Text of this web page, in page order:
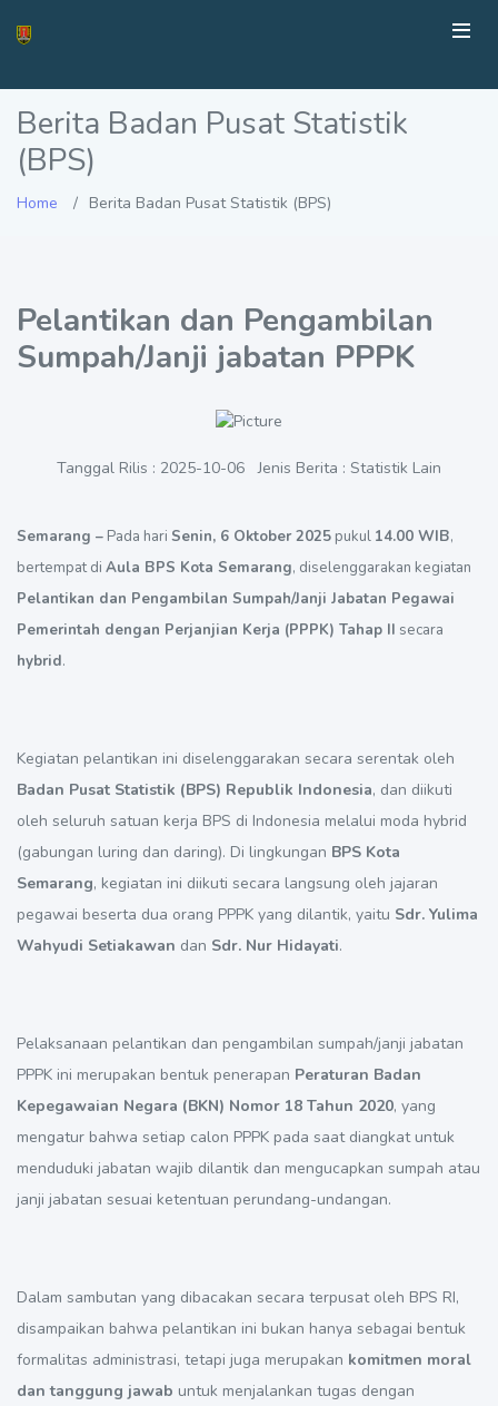
Berita Badan Pusat Statistik
(BPS)
Home Berita Badan Pusat Statistik (BPS)
Pelantikan dan Pengambilan
Sumpah/Janji jabatan PPPK
Tanggal Rilis : 2025-10-06 Jenis Berita : Statistik Lain
Semarang – Pada hari Senin, 6 Oktober 2025 pukul 14.00 WIB,
bertempat di Aula BPS Kota Semarang, diselenggarakan kegiatan
Pelantikan dan Pengambilan Sumpah/Janji Jabatan Pegawai
Pemerintah dengan Perjanjian Kerja (PPPK) Tahap II secara
hybrid.
Kegiatan pelantikan ini diselenggarakan secara serentak oleh
Badan Pusat Statistik (BPS) Republik Indonesia, dan diikuti
oleh seluruh satuan kerja BPS di Indonesia melalui moda hybrid
(gabungan luring dan daring). Di lingkungan BPS Kota
Semarang, kegiatan ini diikuti secara langsung oleh jajaran
pegawai beserta dua orang PPPK yang dilantik, yaitu Sdr. Yulima
Wahyudi Setiakawan dan Sdr. Nur Hidayati.
Pelaksanaan pelantikan dan pengambilan sumpah/janji jabatan
PPPK ini merupakan bentuk penerapan Peraturan Badan
Kepegawaian Negara (BKN) Nomor 18 Tahun 2020, yang
mengatur bahwa setiap calon PPPK pada saat diangkat untuk
menduduki jabatan wajib dilantik dan mengucapkan sumpah atau
janji jabatan sesuai ketentuan perundang-undangan.
Dalam sambutan yang dibacakan secara terpusat oleh BPS RI,
disampaikan bahwa pelantikan ini bukan hanya sebagai bentuk
formalitas administrasi, tetapi juga merupakan komitmen moral
dan tanggung jawab untuk menjalankan tugas dengan